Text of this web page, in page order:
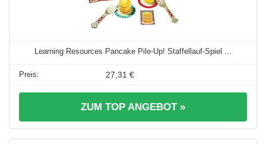
Learning Resources Pancake Pile-Up! Staffellauf-Spiel ...
27,31 €
ZUM TOP ANGEBOT »